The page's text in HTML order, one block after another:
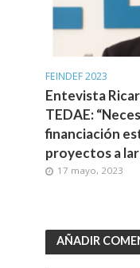
FEINDEF 2023
Entevista
TEDAE:
financiación
proyectos a
17 mayo, 2023
AÑADIR